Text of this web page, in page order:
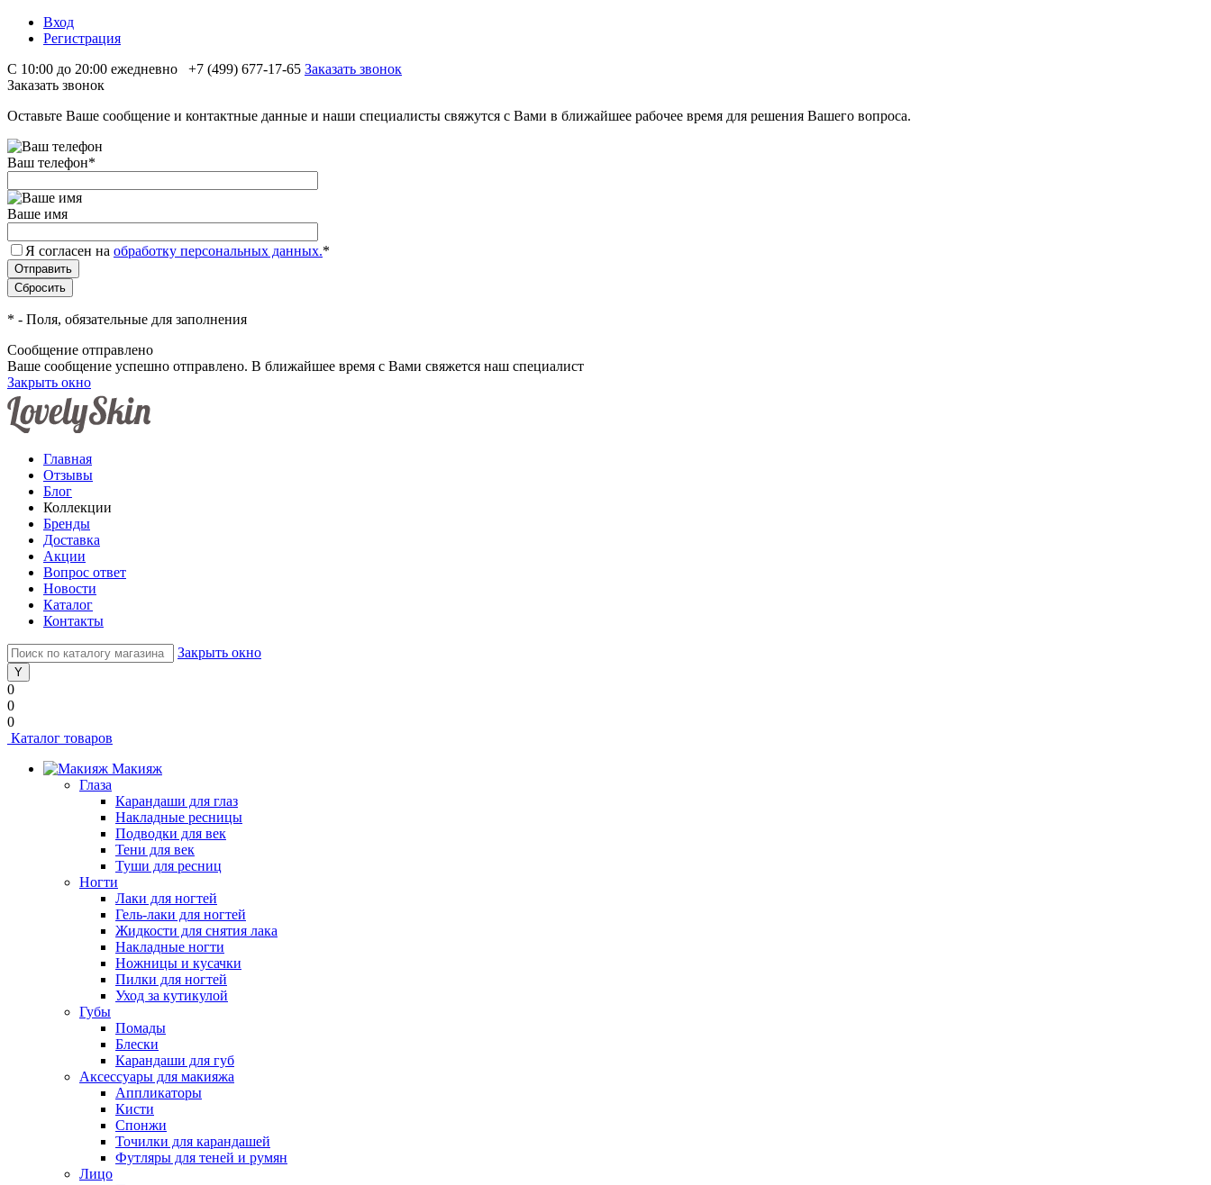
Вход
Регистрация
С 10:00 до 20:00 ежедневно
+7 (499) 677-17-65 Заказать звонок
Заказать звонок
Оставьте Ваше сообщение и контактные данные и наши специалисты свяжутся с Вами в ближайшее рабочее время для решения Вашего вопроса.
Ваш телефон*
Ваше имя
Я согласен на обработку персональных данных.*
* - Поля, обязательные для заполнения
Сообщение отправлено
Ваше сообщение успешно отправлено. В ближайшее время с Вами свяжется наш специалист
Закрыть окно
Главная
Отзывы
Блог
Коллекции
Бренды
Доставка
Акции
Вопрос ответ
Новости
Каталог
Контакты
Закрыть окно
0
0
0
Каталог товаров
Макияж
Глаза
Карандаши для глаз
Накладные ресницы
Подводки для век
Тени для век
Туши для ресниц
Ногти
Лаки для ногтей
Гель-лаки для ногтей
Жидкости для снятия лака
Накладные ногти
Ножницы и кусачки
Пилки для ногтей
Уход за кутикулой
Губы
Помады
Блески
Карандаши для губ
Аксессуары для макияжа
Аппликаторы
Кисти
Спонжи
Точилки для карандашей
Футляры для теней и румян
Лицо